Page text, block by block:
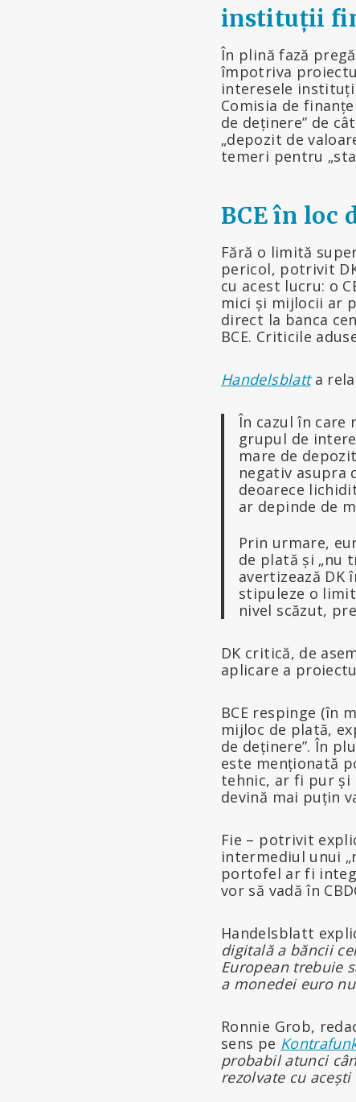
instituții
În plină fază
împotriva
interesele
Comisia de
de deținere” de
„depozit de
temeri pentru
BCE în loc
Fără o limită
pericol, potrivit
cu acest lucru: o
mici și mijlocii ar
direct la banca
BCE. Criticile
Handelsblatta
În cazul în care
grupul de
mare de
negativ asupra
deoarece
ar depinde de
Prin urmare,
de plată și „nu
avertizează DK
stipuleze o
nivel scăzut,
DK critică, de
aplicare a
BCE respinge (în
mijloc de plată,
de deținere”. În
este menționată
tehnic, ar fi pur și
devină mai puțin
Fie – potrivit
intermediul unui
portofel ar fi
vor să vadă în
Handelsblatt
digitală a băncii
European trebuie
a monedei euro
Ronnie Grob,
sens pe
probabil atunci
rezolvate cu acești